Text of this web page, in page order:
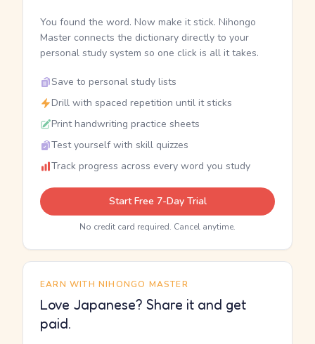
You found the word. Now make it stick. Nihongo
Master connects the dictionary directly to your
personal study system so one click is all it takes.
Save to personal study lists
Drill with spaced repetition until it sticks
Print handwriting practice sheets
Test yourself with skill quizzes
Track progress across every word you study
Start Free 7-Day Trial
No credit card required. Cancel anytime.
EARN WITH NIHONGO MASTER
Love Japanese? Share it and get
paid.